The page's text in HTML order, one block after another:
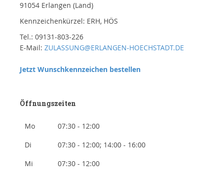
91054 Erlangen (Land)
Kennzeichenkürzel: ERH, HÖS
Tel.: 09131-803-226
E-Mail: ZULASSUNG@ERLANGEN-HOECHSTADT.DE
Jetzt Wunschkennzeichen bestellen
Öffnungszeiten
Mo
07:30 - 12:00
Di
07:30 - 12:00; 14:00 - 16:00
Mi
07:30 - 12:00